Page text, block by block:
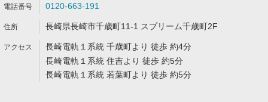
0120-663-191
長崎県長崎市千歳町11-1 スプリーム千歳町2F
長崎電軌１系統 千歳町より 徒歩 約4分
長崎電軌１系統 住吉より 徒歩 約5分
長崎電軌１系統 若葉町より 徒歩 約5分